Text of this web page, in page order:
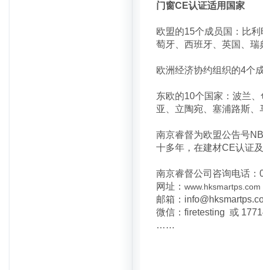
门窗CE认证适用国家
欧盟的15个成员国：比
萄牙、西班牙、英国、瑞
欧洲经济协约组织的4个
东欧的10个国家：波兰
亚、立陶宛、塞浦路斯、
南京睿督为欧盟公告号
十多年，在建材CE认证
南京睿督公司咨询电话
网址： www.hksmartps.com
邮箱：
微信：firetesting 或
……